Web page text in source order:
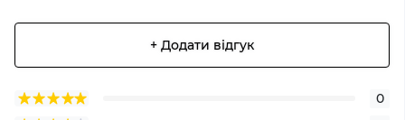
+ Додати відгук
0